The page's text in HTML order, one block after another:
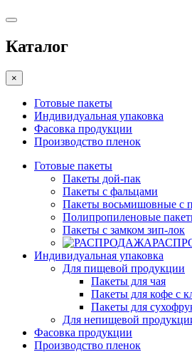
Каталог
×
Готовые пакеты
Индивидуальная упаковка
Фасовка продукции
Производство пленок
Готовые пакеты
Пакеты дой-пак
Пакеты с фальцами
Пакеты восьмишовные с
Полипропиленовые
Пакеты с замком зип-лок
Индивидуальная упаковка
Для пищевой продукции
Пакеты для чая
Пакеты для кофе с
Пакеты для
Для непищевой
Фасовка продукции
Производство пленок